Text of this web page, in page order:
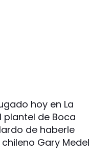
hoy en La
de Boca
de haberle
Gary Medel